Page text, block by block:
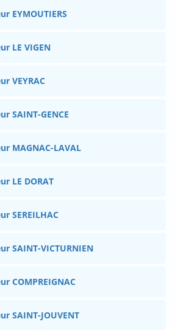
EYMOUTIERS
LE VIGEN
VEYRAC
SAINT-GENCE
MAGNAC-LAVAL
LE DORAT
SEREILHAC
SAINT-VICTURNIEN
COMPREIGNAC
SAINT-JOUVENT